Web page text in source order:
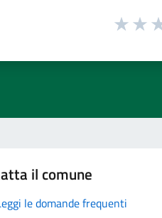
il comune
le domande frequenti